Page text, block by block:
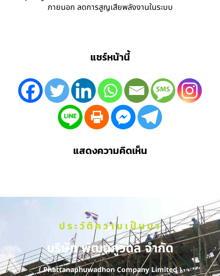
ภายนอก ลดการสูญเสียพลังงานในระบบ
แชร์หน้านี้
แสดงความคิดเห็น
ประวัติความเป็นมา
บริษัท พัฒนภูวดล จำกัด
( Phattanaphuwadhon Company Limited )